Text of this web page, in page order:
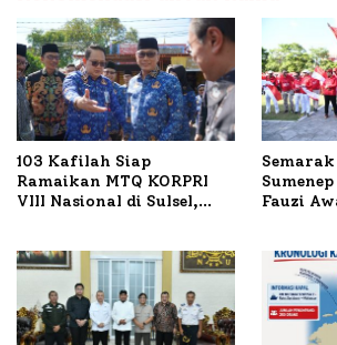
103 Kafilah Siap
Ramaikan MTQ KORPRI
VIII Nasional di Sulsel,
Semarak
Fauzi